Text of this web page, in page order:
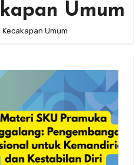
Umum
Kecakapan Umum